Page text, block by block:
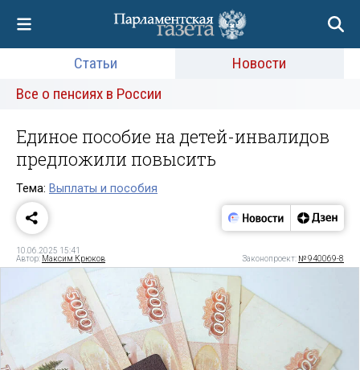
Статьи
Новости
Все о пенсиях в России
Единое пособие на детей-инвалидов
предложили повысить
Тема: Выплаты и пособия
10.06.2025 15:41
Автор: Максим Крюков Законопроект: № 940069-8